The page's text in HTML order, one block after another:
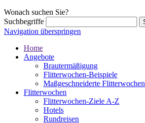
Wonach suchen Sie?
Suchbegriffe
Navigation überspringen
Home
Angebote
Brautermäßigung
Flitterwochen-Beispiele
Maßgeschneiderte Flitterwochen
Flitterwochen
Flitterwochen-Ziele A-Z
Hotels
Rundreisen